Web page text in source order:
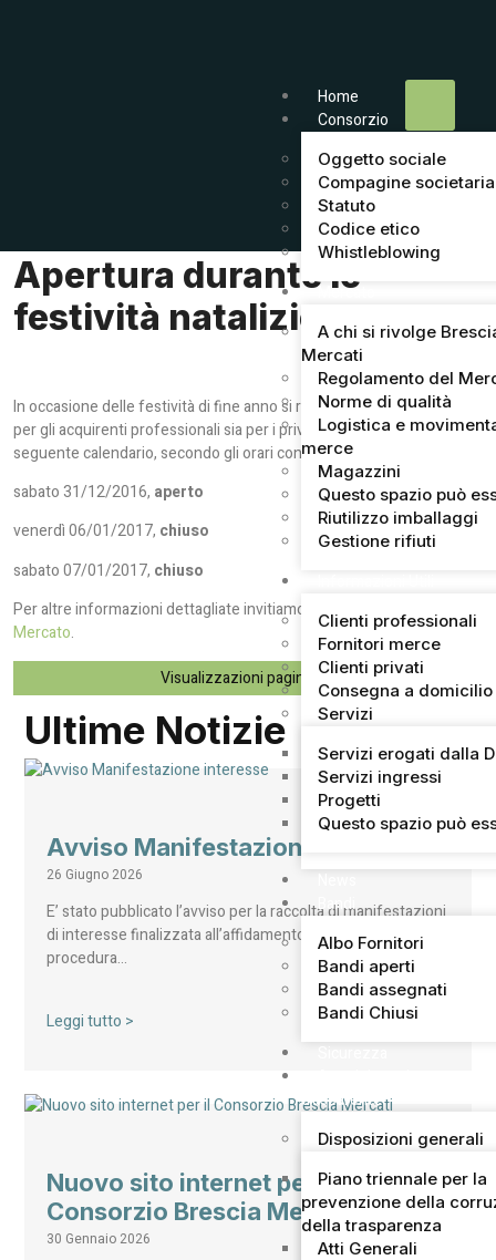
Home
Consorzio
Oggetto sociale
Compagine societaria
Statuto
Codice etico
Whistleblowing
Mercato
A chi si rivolge
Mercati
Regolamento del
Norme di qualità
Logistica e
merce
Magazzini
Questo spazio può
Riutilizzo imballaggi
Gestione rifiuti
Clienti professionali
Fornitori merce
Clienti privati
Consegna a domicilio
Servizi
Servizi erogati dalla
Servizi ingressi
Progetti
Questo spazio può
Bandi
Albo Fornitori
Bandi aperti
Bandi assegnati
Bandi Chiusi
trasparente
Disposizioni generali
Piano triennale per la
prevenzione della
della trasparenza
Atti Generali
Apertura durante le
festività natalizie
In occasione delle festività di fine anno si ricorda che il Mercato sia
per gli acquirenti professionali sia per i privati osserverà il
seguente calendario, secondo gli orari consueti.
sabato 31/12/2016, aperto
venerdì 06/01/2017, chiuso
sabato 07/01/2017, chiuso
Per altre informazioni dettagliate invitiamo a consultare la pagina
Mercato.
Visualizzazioni pagina:
69
Ultime Notizie
Avviso Manifestazione interesse
26 Giugno 2026
E’ stato pubblicato l’avviso per la raccolta di manifestazioni
di interesse finalizzata all’affidamento, mediante
procedura…
Leggi tutto >
Nuovo sito internet per il
Consorzio Brescia Mercati
30 Gennaio 2026